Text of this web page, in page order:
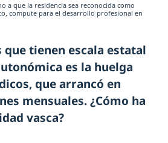
a que la residencia sea reconocida como
compute para el desarrollo profesional en
que tienen escala estatal
es la huelga
que arrancó en
mensuales. ¿Cómo ha
vasca?